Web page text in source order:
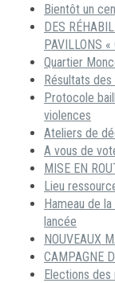
Bientôt un
DES
PAVILLONS
Quartier
Résultats
Protocole
violences
Ateliers de
A vous de
MISE EN
Lieu
Hameau de
lancée
NOUVEAUX
CAMPAGNE
Elections